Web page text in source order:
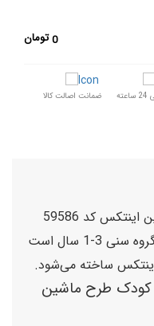
تومان0
ضمانت اصالت کالا
شناور بادی شورتی کودک طرح ماشین اینتکس کد 59586
intex یک غریق نجات مطمئن برای گروه سنی 3-1 سال است
ساخته می‌شود.
کودک طرح ماشین